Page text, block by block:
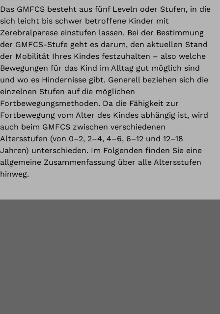
Das GMFCS besteht aus fünf Leveln oder Stufen, in die
sich leicht bis schwer betroffene Kinder mit
Zerebralparese einstufen lassen. Bei der Bestimmung
der GMFCS-Stufe geht es darum, den aktuellen Stand
der Mobilität Ihres Kindes festzuhalten – also welche
Bewegungen für das Kind im Alltag gut möglich sind
und wo es Hindernisse gibt. Generell beziehen sich die
einzelnen Stufen auf die möglichen
Fortbewegungsmethoden. Da die Fähigkeit zur
Fortbewegung vom Alter des Kindes abhängig ist, wird
auch beim GMFCS zwischen verschiedenen
Altersstufen (von 0–2, 2–4, 4–6, 6–12 und 12–18
Jahren) unterschieden. Im Folgenden finden Sie eine
allgemeine Zusammenfassung über alle Altersstufen
hinweg.